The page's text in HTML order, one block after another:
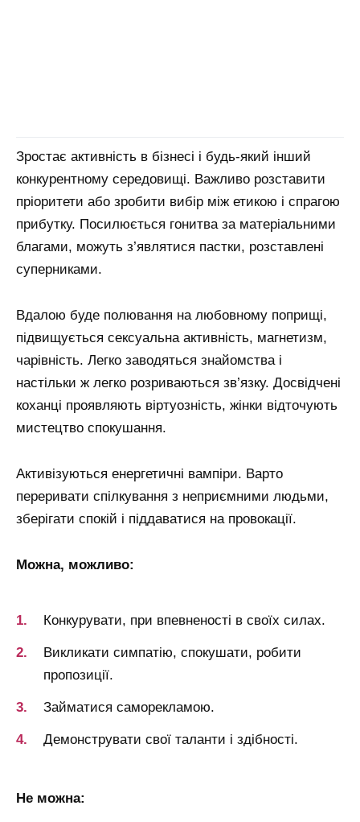
Зростає активність в бізнесі і будь-який інший
конкурентному середовищі. Важливо розставити
пріоритети або зробити вибір між етикою і спрагою
прибутку. Посилюється гонитва за матеріальними
благами, можуть з’являтися пастки, розставлені
суперниками.
Вдалою буде полювання на любовному поприщі,
підвищується сексуальна активність, магнетизм,
чарівність. Легко заводяться знайомства і
настільки ж легко розриваються зв’язку. Досвідчені
коханці проявляють віртуозність, жінки відточують
мистецтво спокушання.
Активізуються енергетичні вампіри. Варто
переривати спілкування з неприємними людьми,
зберігати спокій і піддаватися на провокації.
Можна, можливо:
Конкурувати, при впевненості в своїх силах.
Викликати симпатію, спокушати, робити
пропозиції.
Займатися саморекламою.
Демонструвати свої таланти і здібності.
Не можна: